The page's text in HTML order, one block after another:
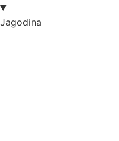
Jagodina